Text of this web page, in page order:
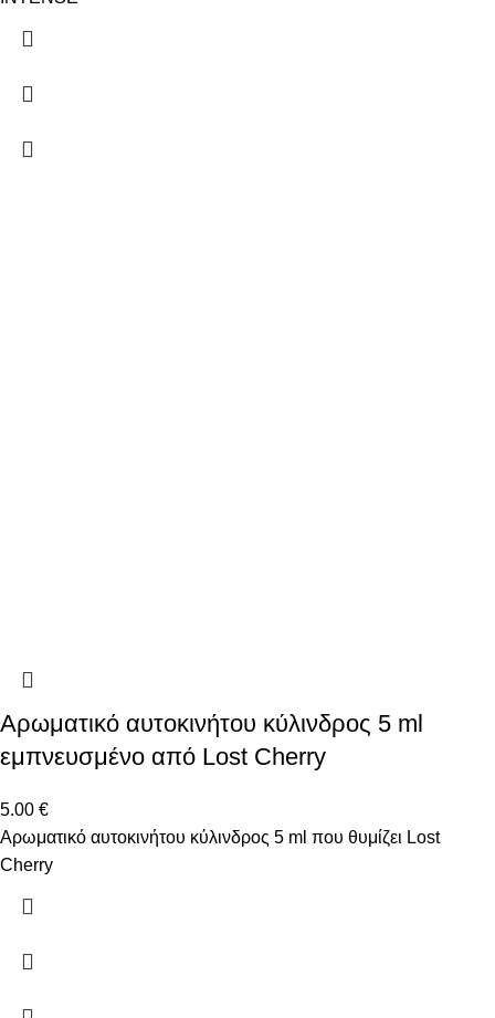
Αρωματικό αυτοκινήτου κύλινδρος 5 ml
εμπνευσμένο από Lost Cherry
5.00 €
Αρωματικό αυτοκινήτου κύλινδρος 5 ml που θυμίζει Lost
Cherry